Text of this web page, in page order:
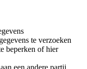
te verzoeken
beperken of hier